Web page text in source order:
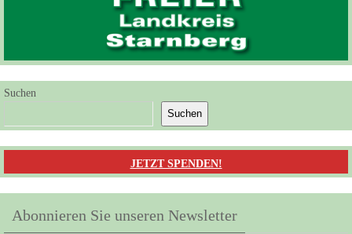
Suchen
Suchen
JETZT SPENDEN!
Abonnieren Sie unseren Newsletter